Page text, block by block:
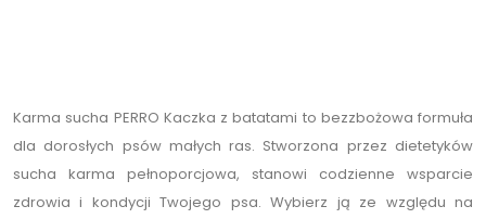
Karma sucha PERRO Kaczka z batatami to bezzbożowa formuła
dla dorosłych psów małych ras. Stworzona przez dietetyków
sucha karma pełnoporcjowa, stanowi codzienne wsparcie
zdrowia i kondycji Twojego psa. Wybierz ją ze względu na